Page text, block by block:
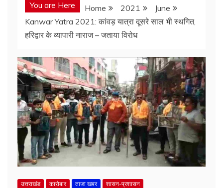
You are Here Home 2021
June
Kanwar Yatra 2021: कांवड़ यात्रा दूसरे साल भी स्थगित,
हरिद्वार के व्यापारी नाराज – जताया विरोध
उत्तराखंड कारोबार ताजा खबर शासन-प्रशासन